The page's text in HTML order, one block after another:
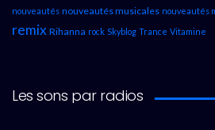
nouveautés nouveautés musicales nouveautés
remix Rihanna rock Skyblog Trance Vitamine
Les sons par radios